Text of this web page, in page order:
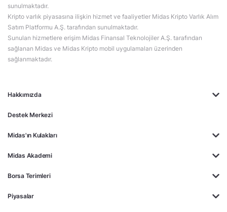
Hakkımızda
Destek Merkezi
Midas'ın Kulakları
Midas Akademi
Borsa Terimleri
Piyasalar
sunulmaktadır.
Kripto varlık piyasasına ilişkin hizmet ve faaliyetler Midas Kripto Varlık Alım
Satım Platformu A.Ş. tarafından sunulmaktadır.
Sunulan hizmetlere erişim Midas Finansal Teknolojiler A.Ş. tarafından
sağlanan Midas ve Midas Kripto mobil uygulamaları üzerinden
sağlanmaktadır.